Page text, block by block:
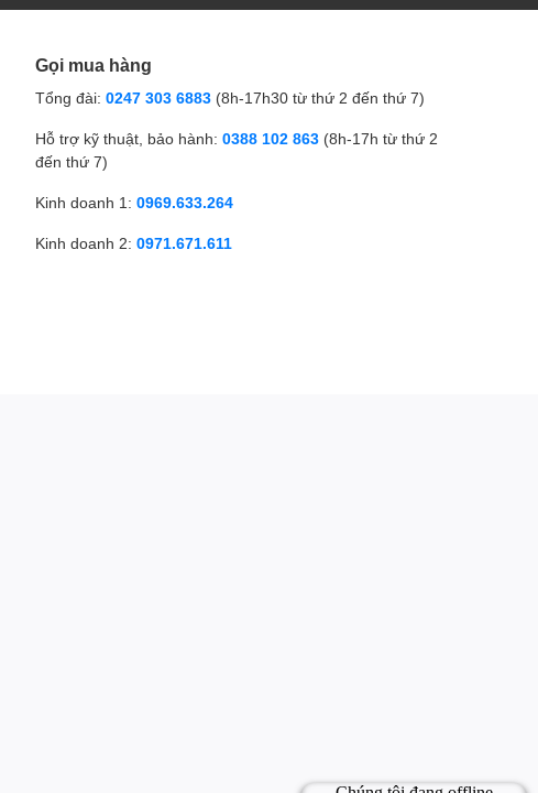
Gọi mua hàng
Tổng đài: 0247 303 6883 (8h-17h30 từ thứ 2 đến thứ 7)
Hỗ trợ kỹ thuật, bảo hành: 0388 102 863 (8h-17h từ thứ 2
đến thứ 7)
Kinh doanh 1: 0969.633.264
Kinh doanh 2: 0971.671.611